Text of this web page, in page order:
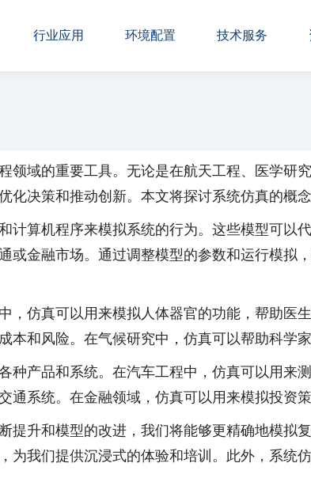
行业应用 环境配置 技术服务
领域的重要工具。无论是在航天工程、医学研
决策和推动创新。本文将探讨系统仿真的概
算机程序来模拟系统的行为。这些模型可以
或金融市场。通过调整模型的参数和运行模拟
，仿真可以用来模拟人体器官的功能，帮助医
和风险。在气候研究中，仿真可以帮助科学
种产品和系统。在汽车工程中，仿真可以用来
系统。在金融领域，仿真可以用来模拟投资
升和模型的改进，我们将能够更精确地模拟
为我们提供沉浸式的体验和培训。此外，系统